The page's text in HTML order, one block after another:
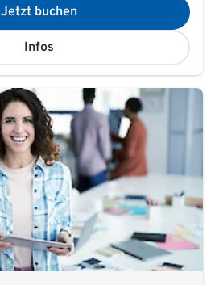
Jetzt buchen
Infos